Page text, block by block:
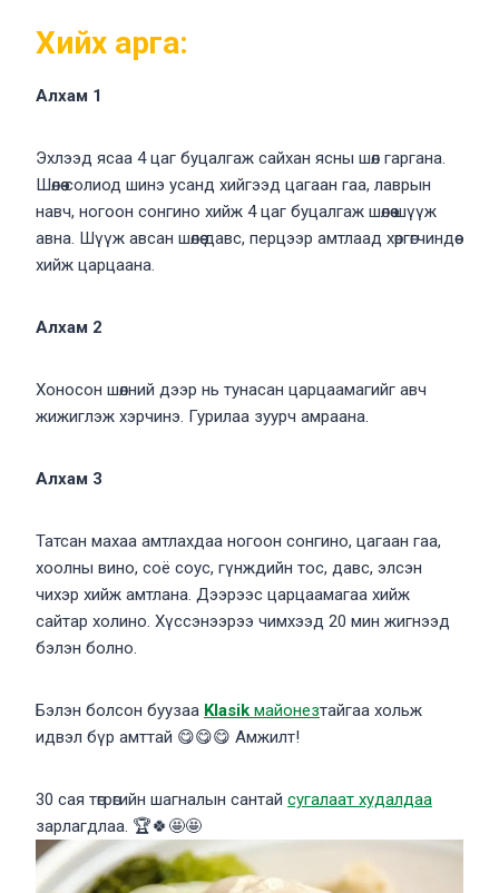
Хийх арга:
Алхам 1
Эхлээд ясаа 4 цаг буцалгаж сайхан ясны шөл гаргана.
Шөлөө солиод шинэ усанд хийгээд цагаан гаа, лаврын
навч, ногоон сонгино хийж 4 цаг буцалгаж шөлөө шүүж
авна. Шүүж авсан шөлөө давс, перцээр амтлаад хөргөгчиндөө
хийж царцаана.
Алхам 2
Хоносон шөлний дээр нь тунасан царцаамагийг авч
жижиглэж хэрчинэ. Гурилаа зуурч амраана.
Алхам 3
Татсан махаа амтлахдаа ногоон сонгино, цагаан гаа,
хоолны вино, соё соус, гүнждийн тос, давс, элсэн
чихэр хийж амтлана. Дээрээс царцаамагаа хийж
сайтар холино. Хүссэнээрээ чимхээд 20 мин жигнээд
бэлэн болно.
Бэлэн болсон буузаа Klasik майонезтайгаа хольж
идвэл бүр амттай 😋😋😋 Амжилт!
30 сая төгрөгийн шагналын сантай сугалаат худалдаа
зарлагдлаа. 🏆🍀🤩🤩